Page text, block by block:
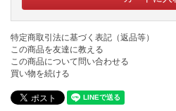
特定商取引法に基づく表記（返品等）
この商品を友達に教える
この商品について問い合わせる
買い物を続ける